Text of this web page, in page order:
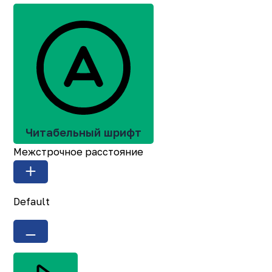
Читабельный шрифт
Межстрочное расстояние
Default